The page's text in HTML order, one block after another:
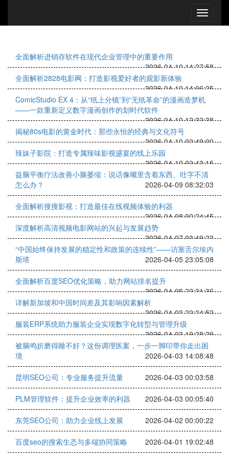
全面解析进销存软件在现代企业管理中的重要作用
2026-04-10 14:27:58
全面解析2828电影网：打造影视爱好者的观影新体验
2026-04-10 14:06:25
ComicStudio EX 4：从“纸上分镜”到“无纸革命”的漫画造梦机
——一款重新定义数字漫画创作的划时代软件
2026-04-10 12:32:38
揭秘80s电影的黄金时代：那些永恒的经典与文化符号
2026-04-10 02:49:00
辣妹子影院：打造专属辣味影视盛宴的线上乐园
2026-04-10 02:43:15
益脑平衡疗法改善小脑萎缩：说话像嘴里含着东西、吐字不清
怎么办？
2026-04-09 08:32:03
全面解析搜搜影视：打造最佳在线视频体验的利器
2026-04-08 00:24:45
深度解析高清视频电影网站的兴起与发展趋势
2026-04-07 03:49:23
“中国始终保持发展的稳定性和政策的连续性”——访塞舌尔埃内
斯塔
2026-04-05 23:05:08
全面解析百度SEO优化策略，助力网站排名提升
2026-04-05 22:31:36
详解新加坡和中国时间差及其影响因素解析
2026-04-03 22:24:52
服装ERP系统助力服装企业实现数字化转型与管理升级
2026-04-03 19:28:29
被脑鸣折磨得睡不好？这份调理医案，一步一脚印带你走出困
境
2026-04-03 14:08:48
昆明SEO公司：专业服务提升流量 2026-04-03 00:03:58
PLM管理软件：提升企业效率的利器 2026-04-03 00:05:40
东莞SEO公司：助力企业线上发展 2026-04-02 00:00:22
百度seo的搜索生态与多端协同策略 2026-04-01 19:02:48